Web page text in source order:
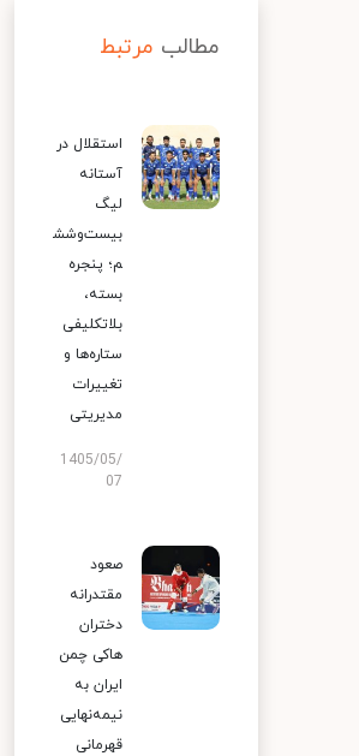
مطالب مرتبط
استقلال در
آستانه
لیگ
بیست‌وشش
م؛ پنجره
بسته،
بلاتکلیفی
ستاره‌ها و
تغییرات
مدیریتی
1405/05/
07
صعود
مقتدرانه
دختران
هاکی چمن
ایران به
نیمه‌نهایی
قهرمانی